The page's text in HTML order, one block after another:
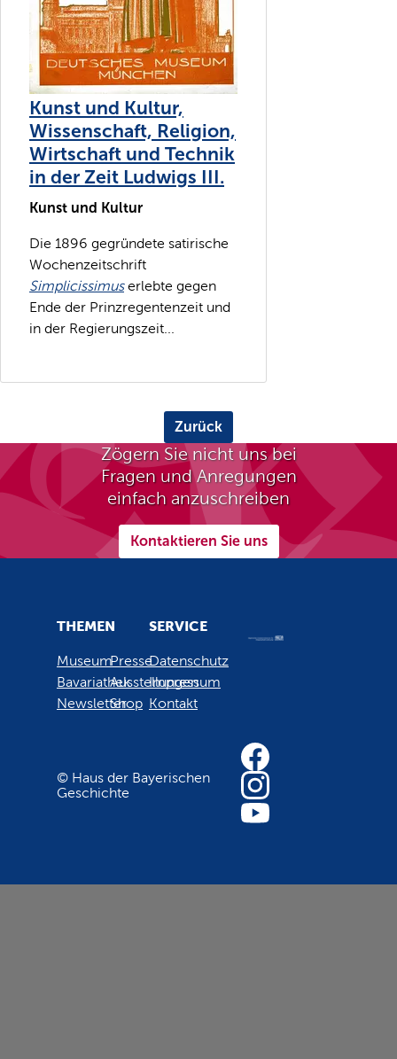
Kunst und Kultur,
Wissenschaft, Religion,
Wirtschaft und Technik
in der Zeit Ludwigs III.
Kunst und Kultur
Die 1896 gegründete satirische
Wochenzeitschrift
Simplicissimuserlebte gegen
Ende der Prinzregentenzeit und
in der Regierungszeit...
Zurück
Zögern Sie nicht uns bei
Fragen und Anregungen
einfach anzuschreiben
Kontaktieren Sie uns
THEMEN
Museum
Bavariathek
Newsletter
Presse
Ausstellungen
Shop
SERVICE
Datenschutz
Impressum
Kontakt
© Haus der Bayerischen
Geschichte